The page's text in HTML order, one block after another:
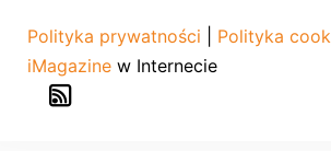
Polityka prywatności
Polityka
iMagazine w Internecie